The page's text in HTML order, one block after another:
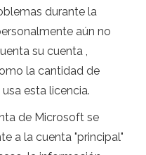
durante la
aún no
su cuenta ,
la cantidad de
esta licencia.
de Microsoft se
a la cuenta "principal"